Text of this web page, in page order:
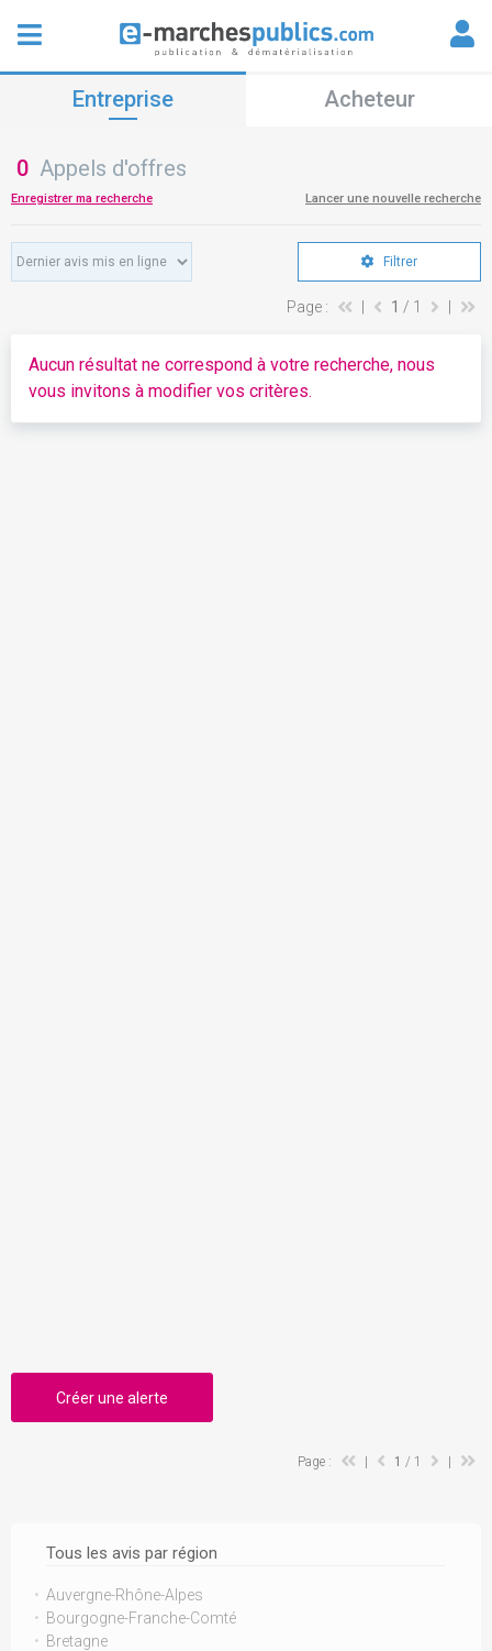
Entreprise Acheteur
0 Appels d'offres
Enregistrer ma recherche Lancer une nouvelle recherche
Tous les avis par région
Auvergne-Rhône-Alpes
Bourgogne-Franche-Comté
Bretagne
Filtrer
Page : 1 / 1
Aucun résultat ne correspond à votre recherche, nous
vous invitons à modifier vos critères.
Créer une alerte
Page : 1 / 1